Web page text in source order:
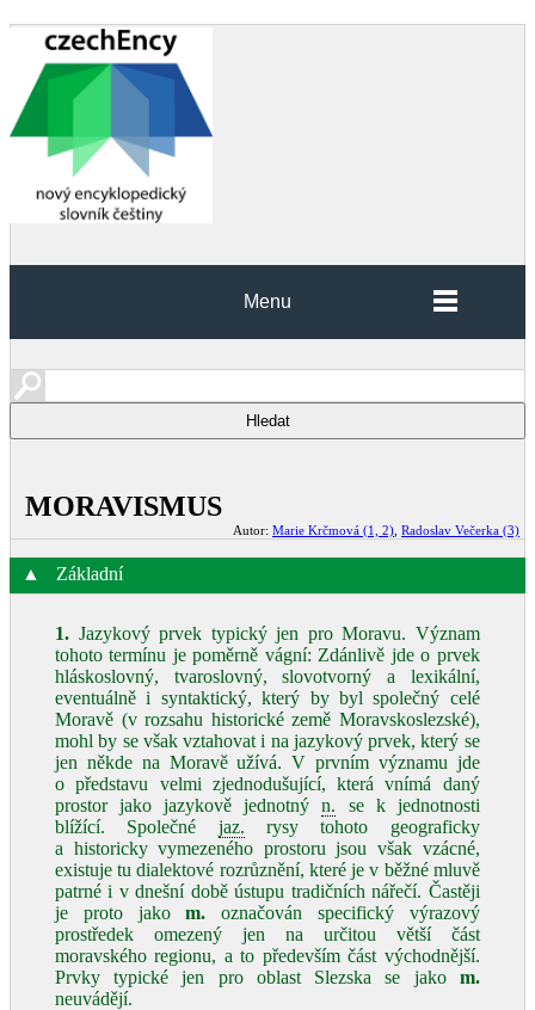
Menu
MORAVISMUS
Autor: Marie Krčmová (1, 2) Radoslav Večerka (3)
▲ Základní
1. Jazykový prvek typický jen pro Moravu. Význam
tohoto termínu je poměrně vágní: Zdánlivě jde o prvek
hláskoslovný, tvaroslovný, slovotvorný a lexikální,
eventuálně i syntaktický, který by byl společný celé
Moravě (v rozsahu historické země Moravskoslezské),
mohl by se však vztahovat i na jazykový prvek, který se
jen někde na Moravě užívá. V prvním významu jde
o představu velmi zjednodušující, která vnímá daný
prostor jako jazykově jednotnýn. se k jednotnosti
blížící. Společné jaz. rysy tohoto geograficky
a historicky vymezeného prostoru jsou však vzácné,
existuje tu dialektové rozrůznění, které je v běžné mluvě
patrné i v dnešní době ústupu tradičních nářečí. Častěji
je proto jakom. označován specifický výrazový
prostředek omezený jen na určitou větší část
moravského regionu, a to především část východnější.
Prvky typické jen pro oblast Slezska se jako m.
neuvádějí.